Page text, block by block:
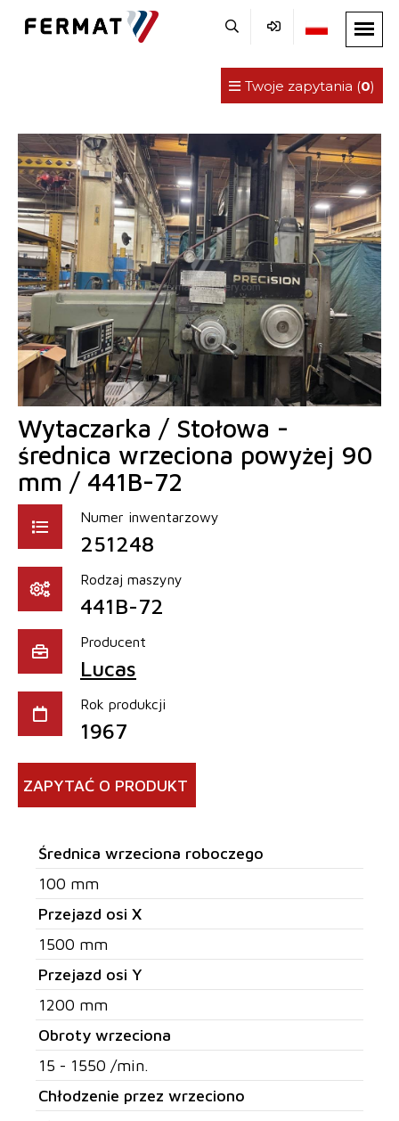
Twoje zapytania (0)
Wytaczarka / Stołowa -
średnica wrzeciona powyżej 90
mm / 441B-72
Numer inwentarzowy
251248
Rodzaj maszyny
441B-72
Producent
Lucas
Rok produkcji
1967
ZAPYTAĆ O PRODUKT
Średnica wrzeciona roboczego
100 mm
Przejazd osi X
1500 mm
Przejazd osi Y
1200 mm
Obroty wrzeciona
15 - 1550 /min.
Chłodzenie przez wrzeciono